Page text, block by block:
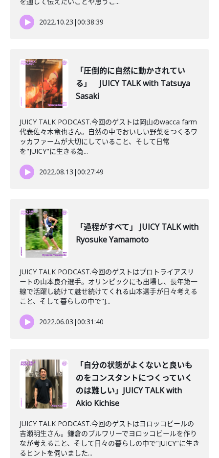
2022.10.23 |00:38:39
「圧倒的に自然に動かされてい
る」 JUICY TALK with Tatsuya
Sasaki
JUICY TALK PODCAST.今回のゲストは岡山のwacca farm
代表佐々木竜也さん。自然の中でおいしい野菜をつくるワ
ッカファームが大切にしていること、そして日常
を"JUICY"に生きる為...
2022.08.13 |00:27:49
「過程がすべて」 JUICY TALK with
Ryosuke Yamamoto
JUICY TALK PODCAST.今回のゲストはプロトライアスリ
ートの山本良介選手。オリンピックにも出場し、長年第一
線で活躍し続けて魅せ続けてくれる山本選手が日々考える
こと、そして暮らしの中で"J...
2022.06.03 |00:31:40
「自分の状態がよくないと良いも
のをコンスタントにつくっていく
のは難しい」JUICY TALK with
Akio Kichise
JUICY TALK PODCAST.今回のゲストはヨロッコビールの
吉瀬明生さん。鎌倉のブルワリーでヨロッコビールを作り
なが考えること、そして日々の暮らしの中で"JUICY"に生き
るヒントを伺いました...